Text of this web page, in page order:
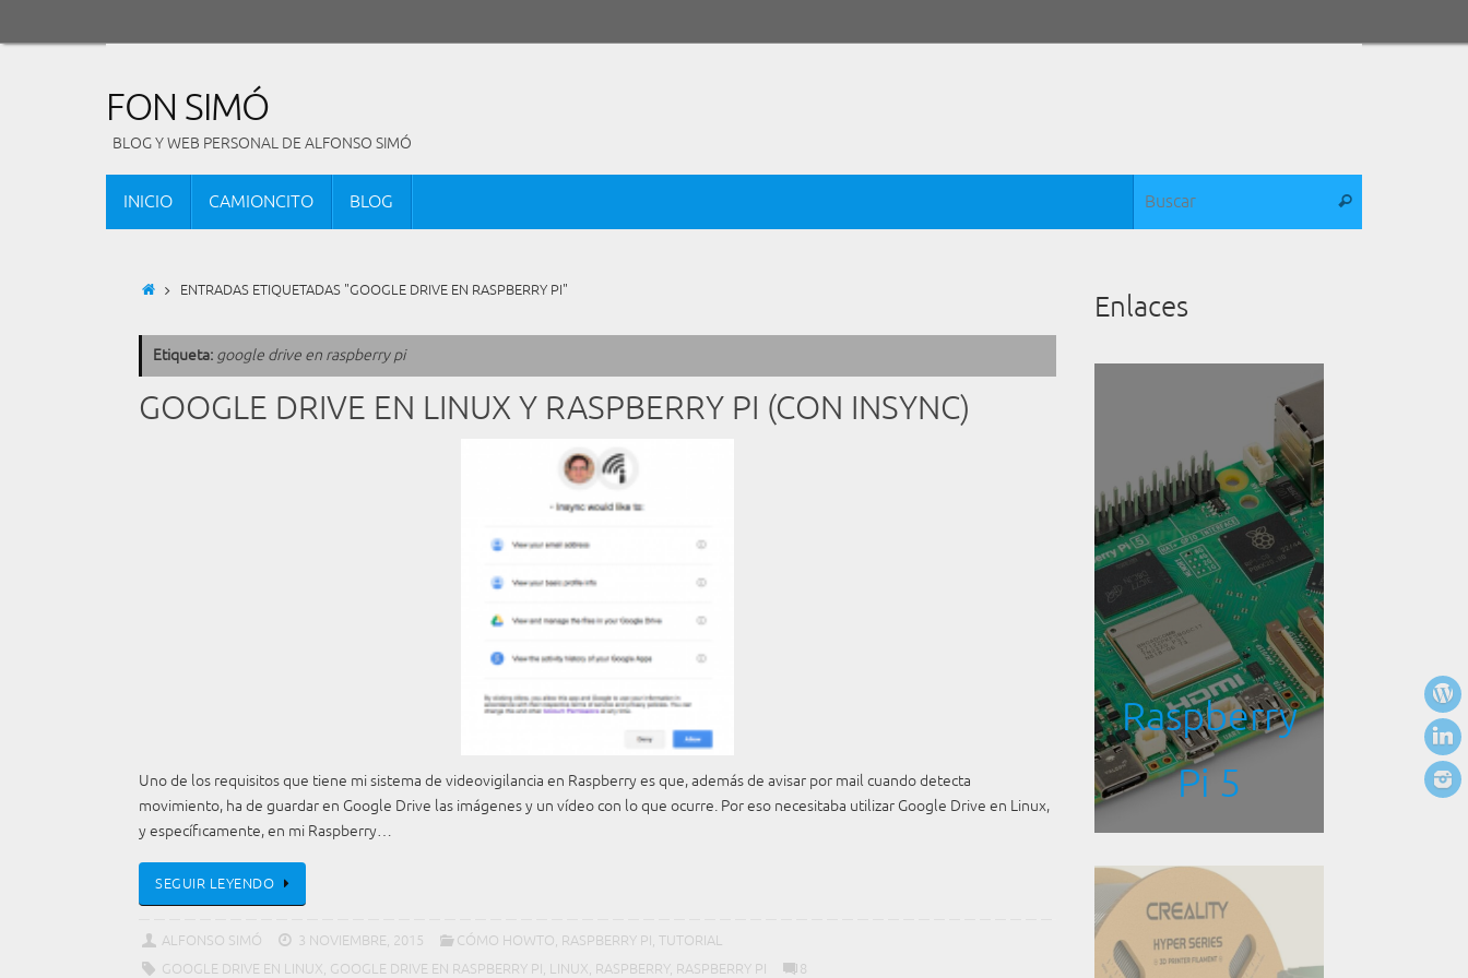
FON SIMÓ
BLOG Y WEB PERSONAL DE ALFONSO SIMÓ
CONTENIDO
INICIO CAMIONCITO BLOG Buscar
INICIOENTRADAS ETIQUETADAS "GOOGLE DRIVE EN RASPBERRY PI"
Etiqueta: google drive en raspberry pi
GOOGLE DRIVE EN LINUX Y RASPBERRY PI (CON INSYNC)
Uno de los requisitos que tiene mi sistema de videovigilancia en Raspberry es que, además de avisar por mail cuando detecta
movimiento, ha de guardar en Google Drive las imágenes y un vídeo con lo que ocurre. Por eso necesitaba utilizar Google Drive en Linux,
y específicamente, en mi Raspberry…
SEGUIR LEYENDO
ALFONSO SIMÓ 3 NOVIEMBRE, 2015 CÓMO HOWTO, RASPBERRY PI,TUTORIAL
GOOGLE DRIVE EN LINUX, GOOGLE DRIVE EN RASPBERRY PI, LINUX, RASPBERRY, RASPBERRY PI 8
Enlaces
Raspberry
Pi 5